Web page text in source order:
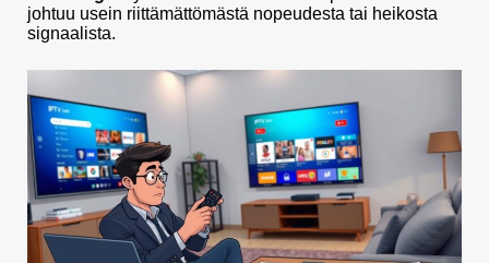
johtuu usein riittämättömästä nopeudesta tai heikosta
signaalista.